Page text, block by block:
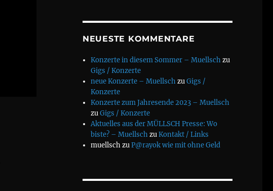
NEUESTE KOMMENTARE
Konzerte in diesem Sommer – Muellschzu
Gigs / Konzerte
neue Konzerte – MuellschzuGigs /
Konzerte
Konzerte zum Jahresende 2023 – Muellsch
zuGigs / Konzerte
Aktuelles aus der MÜLLSCH Presse: Wo
biste? – MuellschzuKontakt / Links
muellschzuP@rayok wie mit ohne Geld